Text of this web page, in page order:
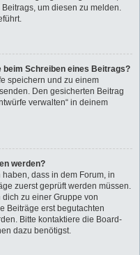
um diesen zu melden.
beim Schreiben eines Beitrags?
speichern und zu einem
Den gesicherten Beitrag
verwalten“ in deinem
werden?
dass in dem Forum, in
zuerst geprüft werden müssen.
zu einer Gruppe von
Beiträge erst begutachten
Bitte kontaktiere die Board-
dazu benötigst.